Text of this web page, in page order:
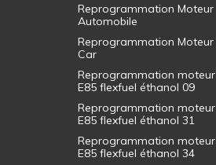
Reprogrammation Moteur
Automobile
Reprogrammation
Car
Reprogrammation
E85 flexfuel éthanol 09
Reprogrammation
E85 flexfuel éthanol 31
Reprogrammation
E85 flexfuel éthanol 34